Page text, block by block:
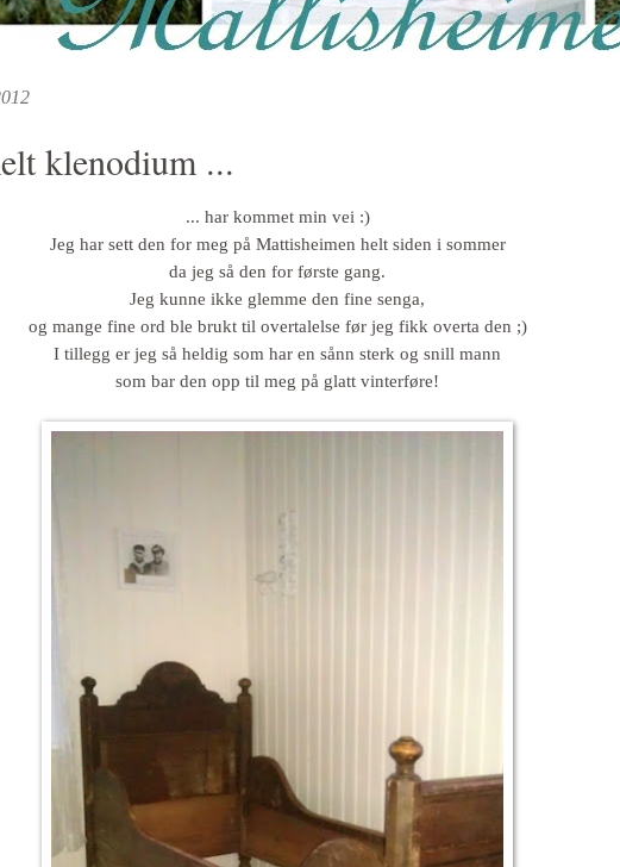
klenodium ...
... har kommet min vei :)
Jeg har sett den for meg på Mattisheimen helt siden i sommer
da jeg så den for første gang.
Jeg kunne ikke glemme den fine senga,
og mange fine ord ble brukt til overtalelse før jeg fikk overta den ;)
I tillegg er jeg så heldig som har en sånn sterk og snill mann
som bar den opp til meg på glatt vinterføre!